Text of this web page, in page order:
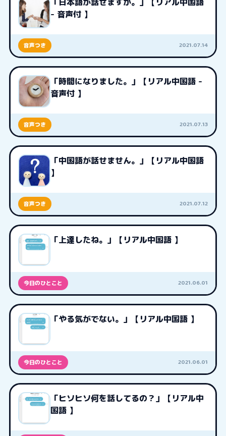
- 音声付 】
音声つき 2021.07.14
「時間になりました。」【リアル中国語 -
音声付 】
音声つき 2021.07.13
「中国語が話せません。」【リアル中国語
】
音声つき 2021.07.12
「上達したね。」【リアル中国語 】
今日のひとこと 2021.06.01
「やる気がでない。」【リアル中国語 】
今日のひとこと 2021.06.01
「ヒソヒソ何を話してるの？」【リアル中
国語 】